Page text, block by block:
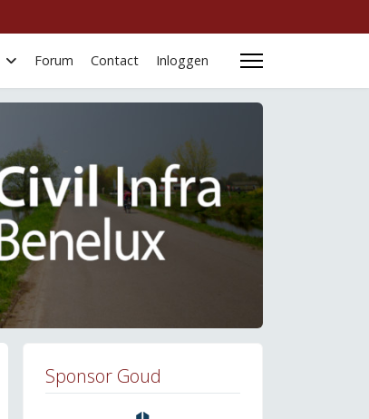
Forum Contact Inloggen
Sponsor Goud